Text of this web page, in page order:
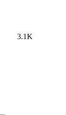
3.1K